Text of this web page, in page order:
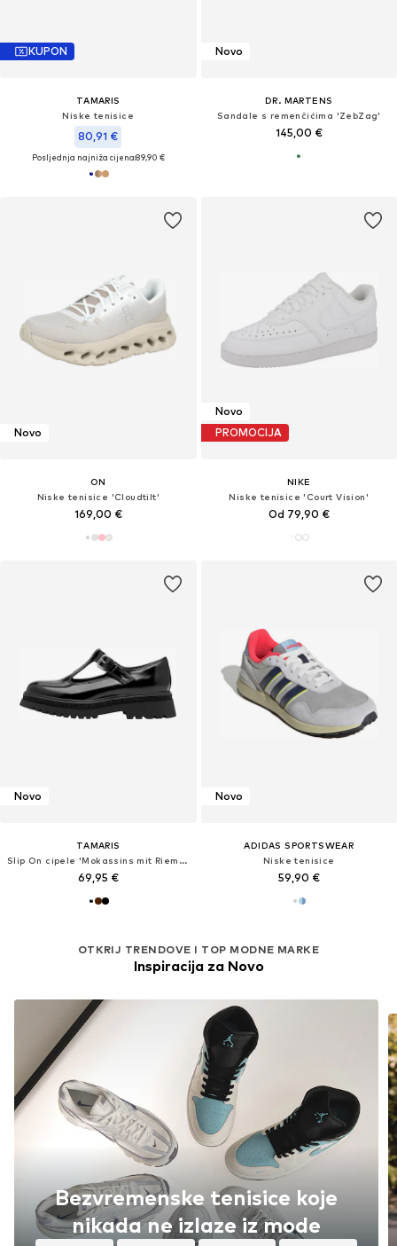
KUPON
TAMARIS
Niske tenisice
80,91 €
Posljednja najniža cijena:89,90 €
Novo
DR. MARTENS
Sandale s remenčićima 'ZebZag'
145,00 €
Novo
ON
Niske tenisice 'Cloudtilt'
169,00 €
Novo
PROMOCIJA
NIKE
Niske tenisice 'Court Vision'
Od 79,90 €
Novo
TAMARIS
Slip On cipele 'Mokassins mit Riemen'
69,95 €
Novo
ADIDAS SPORTSWEAR
Niske tenisice
59,90 €
OTKRIJ TRENDOVE I TOP MODNE MARKE
Inspiracija za Novo
Bezvremenske tenisice koje
nikada ne izlaze iz mode